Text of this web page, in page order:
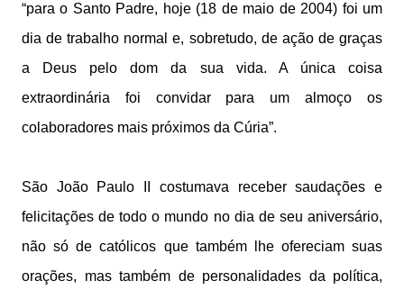
“para o Santo Padre, hoje (18 de maio de 2004) foi um
dia de trabalho normal e, sobretudo, de ação de graças
a Deus pelo dom da sua vida. A única coisa
extraordinária foi convidar para um almoço os
colaboradores mais próximos da Cúria”.
São João Paulo II costumava receber saudações e
felicitações de todo o mundo no dia de seu aniversário,
não só de católicos que também lhe ofereciam suas
orações, mas também de personalidades da política,